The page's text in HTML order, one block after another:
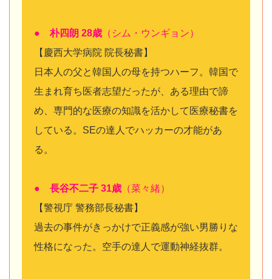
● 朴四朗 28歳 （シム・ウンギョン）
【慶西大学病院 院長秘書】
日本人の父と韓国人の母を持つハーフ。韓国で
生まれ育ち医者志望だったが、ある理由で諦
め、専門的な医療の知識を活かして医療秘書を
している。SEの達人でハッカーの才能があ
る。
● 長谷不二子 31歳 （菜々緒）
【警視庁 警務部長秘書】
過去の事件がきっかけで正義感が強い男勝りな
性格になった。空手の達人で運動神経抜群。